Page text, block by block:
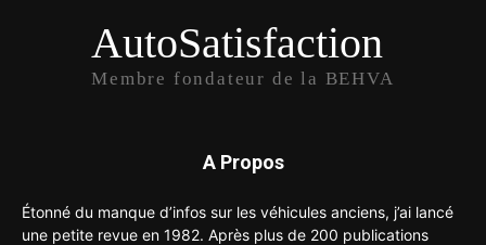
AutoSatisfaction
Membre fondateur de la BEHVA
A Propos
Étonné du manque d’infos sur les véhicules anciens, j’ai lancé
une petite revue en 1982. Après plus de 200 publications